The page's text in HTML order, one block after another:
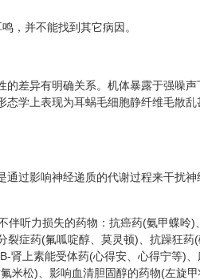
，并不能找到其它病因。
差异有明确关系。机体暴露于强噪
学上表现为耳蜗毛细胞静纤维毛散
过影响神经递质的代谢过程来干扰
听力损失的药物：抗癌药(氨甲蝶呤
症药(氟呱啶醇、莫灵顿)、抗躁狂
肾上素能受体药(心得安、心得宁等)
松)、影响血清胆固醇的药物(左旋